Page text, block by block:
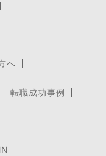
へ
転職成功事例